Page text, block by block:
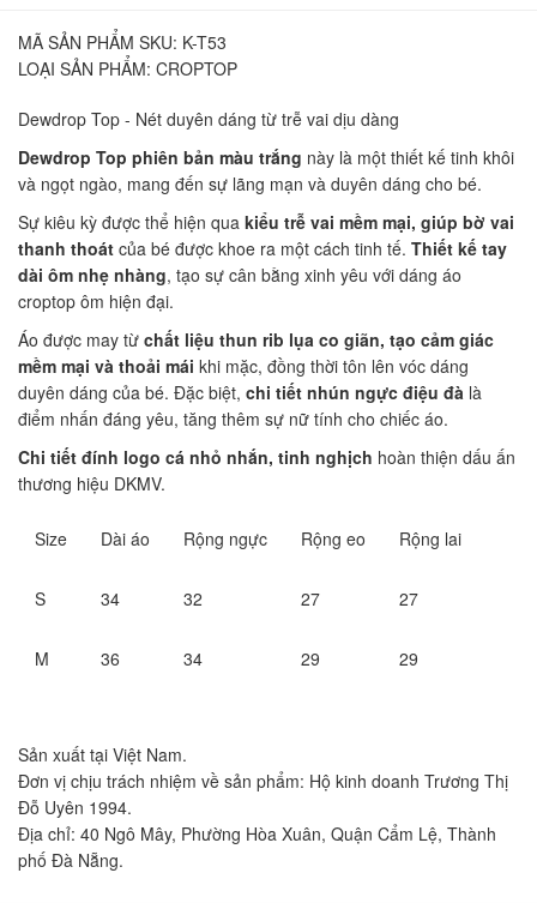
MÃ SẢN PHẨM SKU: K-T53
LOẠI SẢN PHẨM: CROPTOP
Dewdrop Top - Nét duyên dáng từ trễ vai dịu dàng
Dewdrop Top phiên bản màu trắng này là một thiết kế tinh khôi
và ngọt ngào, mang đến sự lãng mạn và duyên dáng cho bé.
Sự kiêu kỳ được thể hiện qua kiểu trễ vai mềm mại, giúp bờ vai
thanh thoát của bé được khoe ra một cách tinh tế. Thiết kế tay
dài ôm nhẹ nhàng, tạo sự cân bằng xinh yêu với dáng áo
croptop ôm hiện đại.
Áo được may từ chất liệu thun rib lụa co giãn, tạo cảm giác
mềm mại và thoải mái khi mặc, đồng thời tôn lên vóc dáng
duyên dáng của bé. Đặc biệt, chi tiết nhún ngực điệu đà là
điểm nhấn đáng yêu, tăng thêm sự nữ tính cho chiếc áo.
Chi tiết đính logo cá nhỏ nhắn, tinh nghịch hoàn thiện dấu ấn
thương hiệu DKMV.
Size Dài áo Rộng ngực Rộng eo Rộng lai
S 34 32 27 27
M 36 34 29 29
Sản xuất tại Việt Nam.
Đơn vị chịu trách nhiệm về sản phẩm: Hộ kinh doanh Trương Thị
Đỗ Uyên 1994.
Địa chỉ: 40 Ngô Mây, Phường Hòa Xuân, Quận Cẩm Lệ, Thành
phố Đà Nẵng.